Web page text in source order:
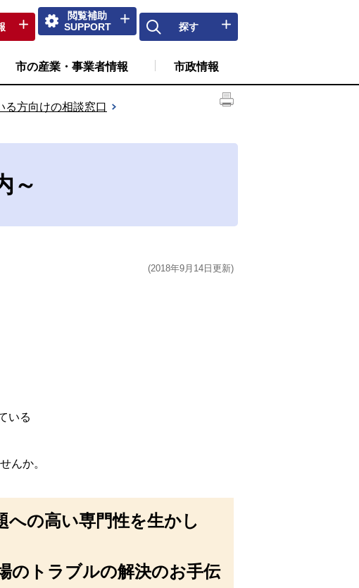
閲覧補助
SUPPORT
探す
市の産業・事業者情報 市政情報
る方向けの相談窓口
～
(2018年9月14日更新)
いる
んか。
への高い専門性を生かし
のトラブルの解決のお手伝